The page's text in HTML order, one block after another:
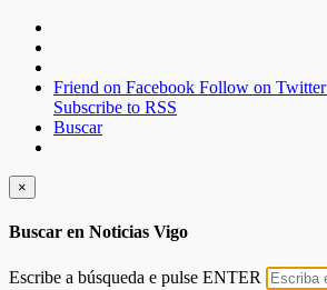
Friend on Facebook Follow on Twitter
Subscribe to RSS
Buscar
×
Buscar en Noticias Vigo
Escribe a búsqueda e pulse ENTER